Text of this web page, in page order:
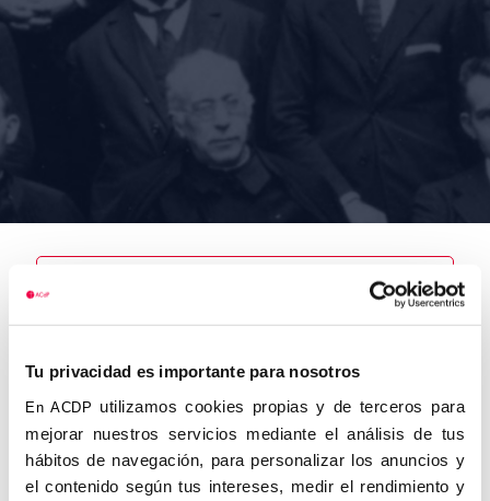
Tu privacidad es importante para nosotros
En ACDP utilizamos cookies propias y de terceros para
mejorar nuestros servicios mediante el análisis de tus
hábitos de navegación, para personalizar los anuncios y
el contenido según tus intereses, medir el rendimiento y
Andrés
Hernansanz,
Jesús de